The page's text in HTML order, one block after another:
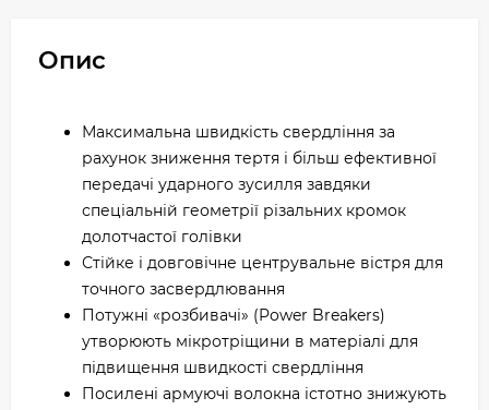
Опис
Максимальна швидкість свердління за
рахунок зниження тертя і більш ефективної
передачі ударного зусилля завдяки
спеціальній геометрії різальних кромок
долотчастої голівки
Стійке і довговічне центрувальне вістря для
точного засвердлювання
Потужні «розбивачі» (Power Breakers)
утворюють мікротріщини в матеріалі для
підвищення швидкості свердління
Посилені армуючі волокна істотно знижують